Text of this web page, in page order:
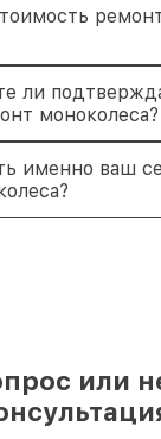
ли
моноколеса?
именно ваш
или